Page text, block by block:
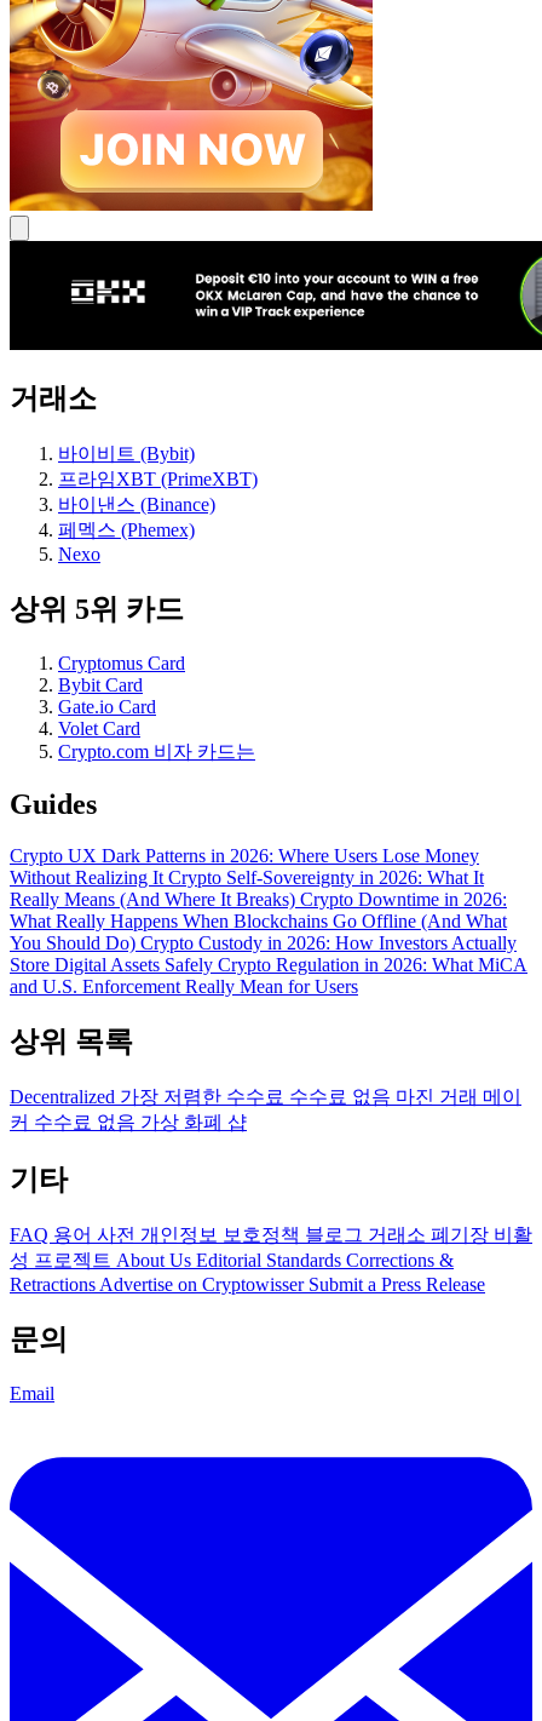
거래소
바이비트 (Bybit)
프라임XBT (PrimeXBT)
바이낸스 (Binance)
페멕스 (Phemex)
Nexo
상위 5위 카드
Cryptomus Card
Bybit Card
Gate.io Card
Volet Card
Crypto.com 비자 카드는
Guides
Crypto UX Dark Patterns in 2026: Where Users Lose Money
Without Realizing It Crypto Self-Sovereignty in 2026: What It
Really Means (And Where It Breaks) Crypto Downtime in 2026:
What Really Happens When Blockchains Go Offline (And What
You Should Do) Crypto Custody in 2026: How Investors Actually
Store Digital Assets Safely Crypto Regulation in 2026: What MiCA
and U.S. Enforcement Really Mean for Users
상위 목록
Decentralized 가장 저렴한 수수료 수수료 없음 마진 거래 메이
커 수수료 없음 가상 화폐 샵
기타
FAQ 용어 사전 개인정보 보호정책 블로그 거래소 폐기장 비활
성 프로젝트 About Us Editorial Standards Corrections &
Retractions Advertise on Cryptowisser Submit a Press Release
문의
Email